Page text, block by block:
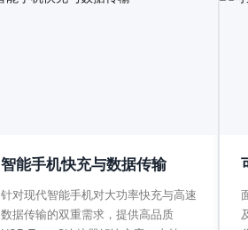
智能手机快充与数据传输
针对现代智能手机对大功率快充与高速
数据传输的双重需求，提供高品质